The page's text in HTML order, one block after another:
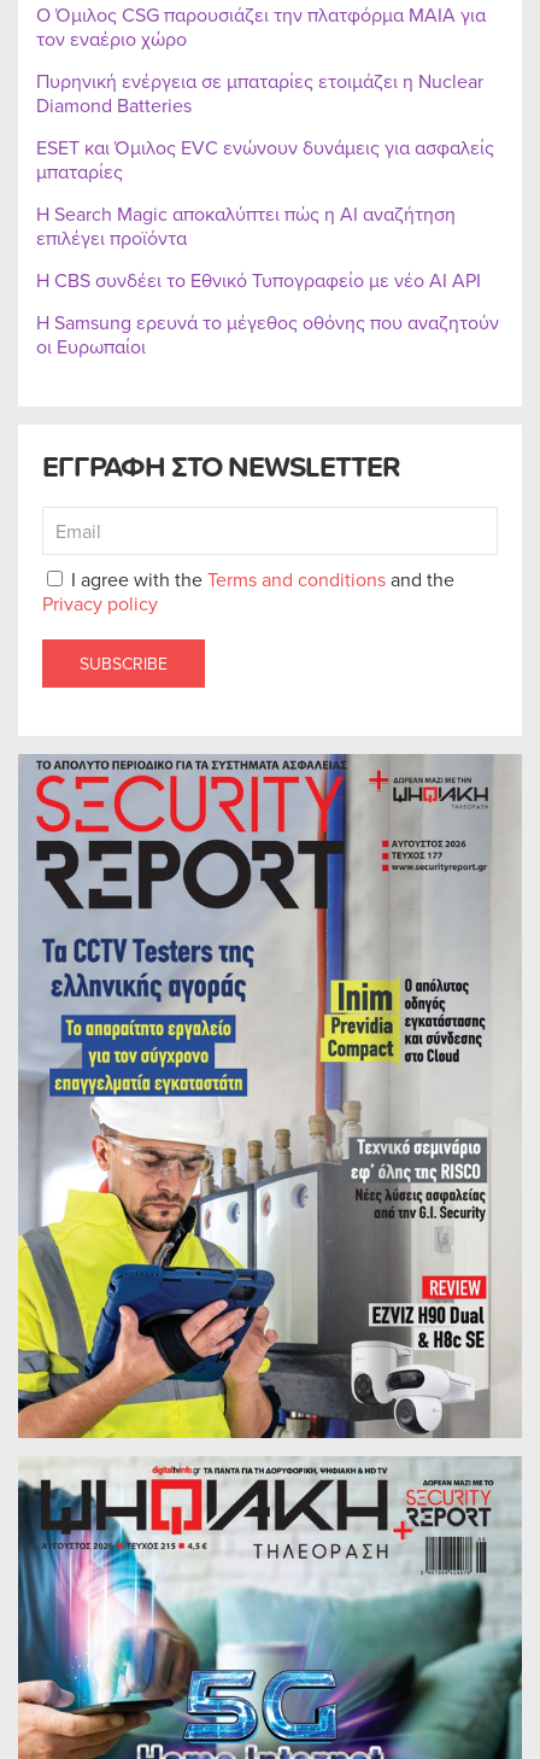
ΕΓΓΡΑΦΗ ΣΤΟ NEWSLETTER
I agree with theTerms and conditionsand the
Privacy policy
SUBSCRIBE
Ο Όμιλος CSG παρουσιάζει την πλατφόρμα MAIA για
τον εναέριο χώρο
Πυρηνική ενέργεια σε μπαταρίες ετοιμάζει η Nuclear
Diamond Batteries
ESET και Όμιλος EVC ενώνουν δυνάμεις για ασφαλείς
μπαταρίες
Η Search Magic αποκαλύπτει πώς η AI αναζήτηση
επιλέγει προϊόντα
Η CBS συνδέει το Εθνικό Τυπογραφείο με νέο AI API
Η Samsung ερευνά το μέγεθος οθόνης που αναζητούν
οι Ευρωπαίοι